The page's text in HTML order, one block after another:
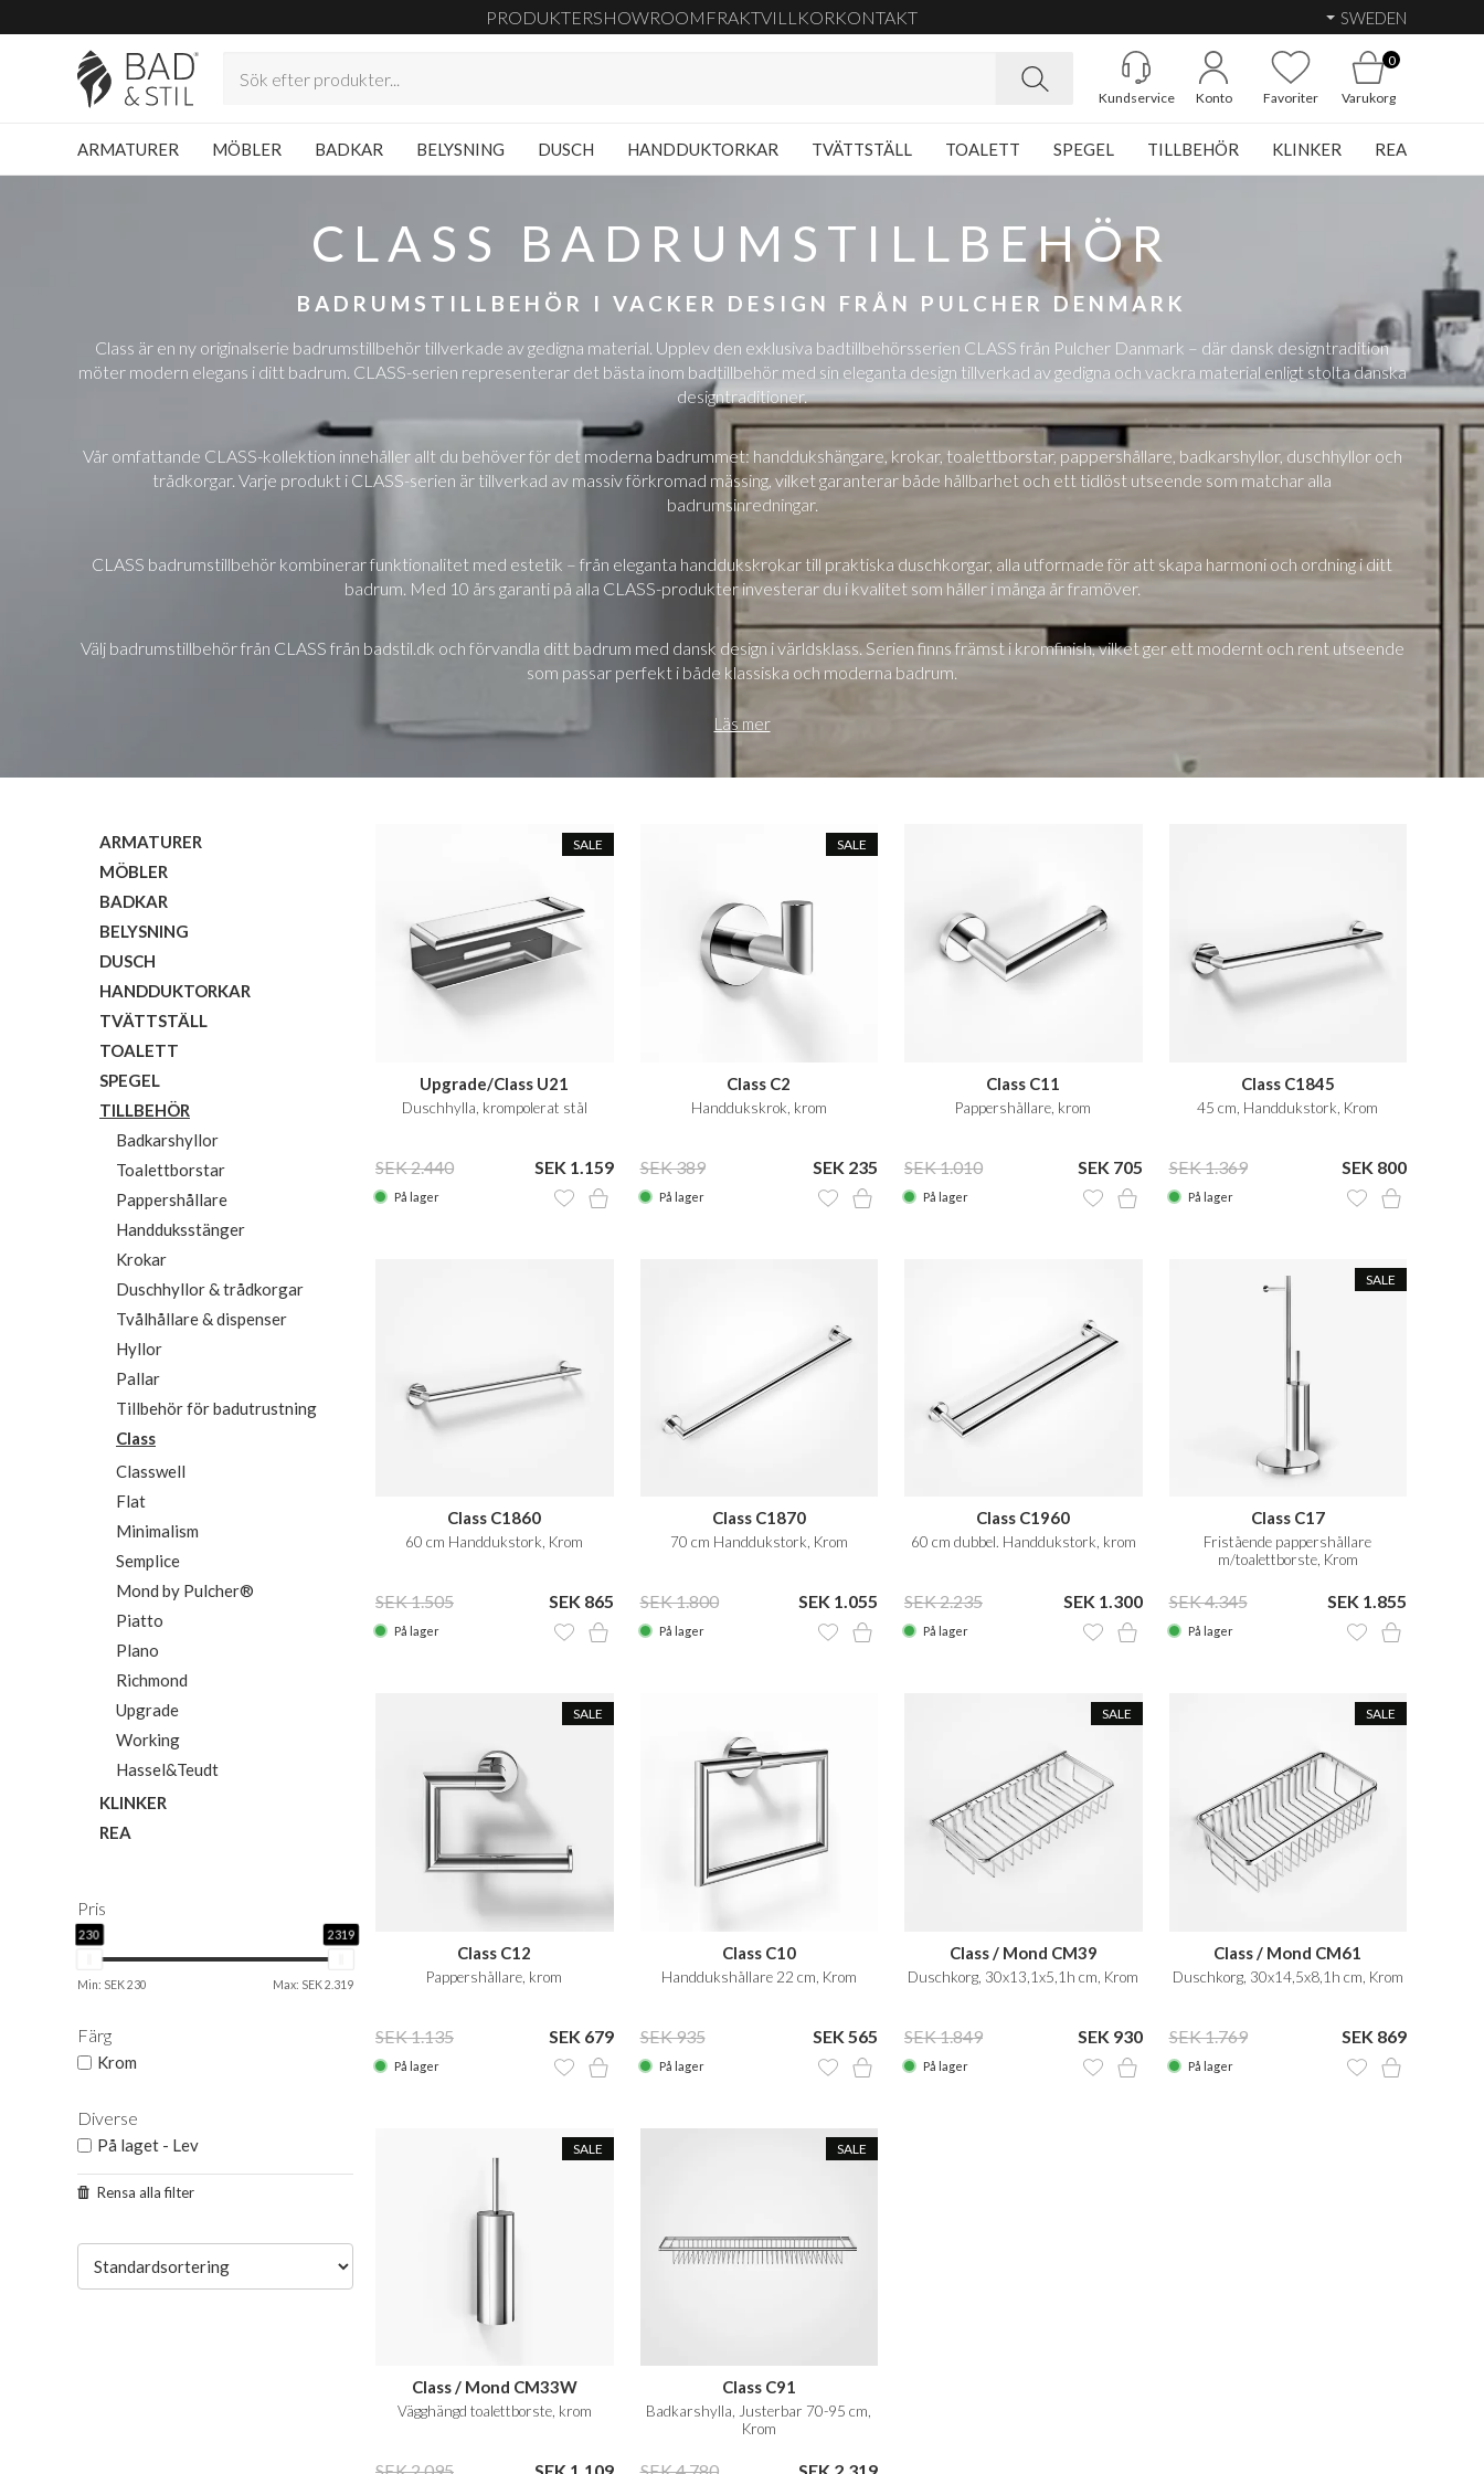
PRODUKTERSHOWROOM FRAKTVILLKORKONTAKT SWEDEN
Kundservice Konto Favoriter
0
Varukorg
ARMATURER MÖBLER BADKAR BELYSNING DUSCH HANDDUKTORKAR TVÄTTSTÄLL TOALETT SPEGEL TILLBEHÖR KLINKER REA
CLASS BADRUMSTILLBEHÖR
BADRUMSTILLBEHÖR I VACKER DESIGN FRÅN PULCHER DENMARK
Class är en ny originalserie badrumstillbehör tillverkade av gedigna material. Upplev den exklusiva badtillbehörsserien CLASS från Pulcher Danmark – där dansk designtradition
möter modern elegans i ditt badrum. CLASS-serien representerar det bästa inom badtillbehör med sin eleganta design tillverkad av gedigna och vackra material enligt stolta danska
designtraditioner.
Vår omfattande CLASS-kollektion innehåller allt du behöver för det moderna badrummet: handdukshängare, krokar, toalettborstar, pappershållare, badkarshyllor, duschhyllor och
trådkorgar. Varje produkt i CLASS-serien är tillverkad av massiv förkromad mässing, vilket garanterar både hållbarhet och ett tidlöst utseende som matchar alla
badrumsinredningar.
CLASS badrumstillbehör kombinerar funktionalitet med estetik – från eleganta handdukskrokar till praktiska duschkorgar, alla utformade för att skapa harmoni och ordning i ditt
badrum. Med 10 års garanti på alla CLASS-produkter investerar du i kvalitet som håller i många år framöver.
Välj badrumstillbehör från CLASS från badstil.dk och förvandla ditt badrum med dansk design i världsklass. Serien finns främst i kromfinish, vilket ger ett modernt och rent utseende
som passar perfekt i både klassiska och moderna badrum.
Läs mer
ARMATURER
MÖBLER
BADKAR
BELYSNING
DUSCH
HANDDUKTORKAR
TVÄTTSTÄLL
TOALETT
SPEGEL
TILLBEHÖR
Badkarshyllor
Toalettborstar
Pappershållare
Handduksstänger
Krokar
Duschhyllor & trådkorgar
Tvålhållare & dispenser
Hyllor
Pallar
Tillbehör för badutrustning
Class
Classwell
Flat
Minimalism
Semplice
Mond by Pulcher®
Piatto
Plano
Richmond
Upgrade
Working
Hassel&Teudt
KLINKER
REA
Pris
230 2319
Min: SEK 230 Max: SEK 2.319
Färg
Krom
Diverse
På laget - Lev
Rensa alla filter
SALE
Upgrade/Class U21
Duschhylla, krompolerat stål
SEK 2.440 SEK 1.159
På lager
SALE
Class C2
Handdukskrok, krom
SEK 389 SEK 235
På lager
Class C11
Pappershållare, krom
SEK 1.010 SEK 705
På lager
Class C1845
45 cm, Handdukstork, Krom
SEK 1.369 SEK 800
På lager
Class C1860
60 cm Handdukstork, Krom
SEK 1.505 SEK 865
På lager
Class C1870
70 cm Handdukstork, Krom
SEK 1.800 SEK 1.055
På lager
Class C1960
60 cm dubbel. Handdukstork, krom
SEK 2.235 SEK 1.300
På lager
SALE
Class C17
Fristående pappershållare
m/toalettborste, Krom
SEK 4.345 SEK 1.855
På lager
SALE
Class C12
Pappershållare, krom
SEK 1.135 SEK 679
På lager
Class C10
Handdukshållare 22 cm, Krom
SEK 935 SEK 565
På lager
SALE
Class / Mond CM39
Duschkorg, 30x13,1x5,1h cm, Krom
SEK 1.849 SEK 930
På lager
SALE
Class / Mond CM61
Duschkorg, 30x14,5x8,1h cm, Krom
SEK 1.769 SEK 869
På lager
SALE
Class / Mond CM33W
Vägghängd toalettborste, krom
SALE
Class C91
Badkarshylla, Justerbar 70-95 cm,
Krom